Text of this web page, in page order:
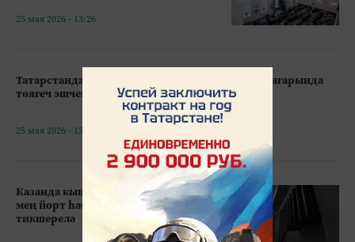
25 мая 2026 - 13:26
Татарстанда коточкыч фаҗига: предприятие ангарында
төягеч эшчене таптап үтергән
25 мая 2026 - 13:18
Казанда кышка әзерлек башланды: 6
мең йорт һәм 11 мең чакрым торба
тикшерелә